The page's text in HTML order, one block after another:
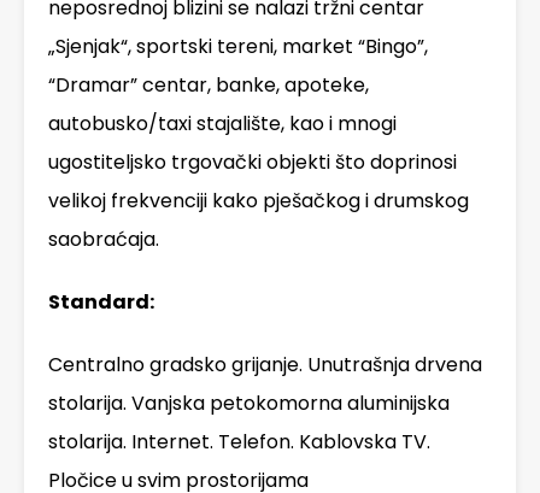
neposrednoj blizini se nalazi tržni centar
„Sjenjak“, sportski tereni, market “Bingo”,
“Dramar” centar, banke, apoteke,
autobusko/taxi stajalište, kao i mnogi
ugostiteljsko trgovački objekti što doprinosi
velikoj frekvenciji kako pješačkog i drumskog
saobraćaja.
Standard:
Centralno gradsko grijanje. Unutrašnja drvena
stolarija. Vanjska petokomorna aluminijska
stolarija. Internet. Telefon. Kablovska TV.
Pločice u svim prostorijama